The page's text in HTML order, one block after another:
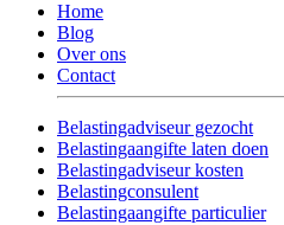
Home
Blog
Over ons
Contact
Belastingadviseur gezocht
Belastingaangifte laten doen
Belastingadviseur kosten
Belastingconsulent
Belastingaangifte particulier